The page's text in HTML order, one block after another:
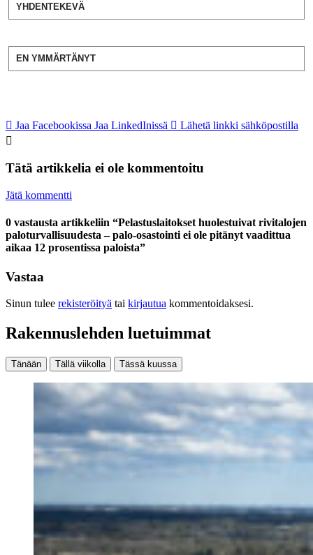
YHDENTEKEVÄ
EN YMMÄRTÄNYT
Jaa Facebookissa Jaa LinkedInissä Lähetä linkki sähköpostilla
Tätä artikkelia ei ole kommentoitu
Jätä kommentti
0 vastausta artikkeliin “Pelastuslaitokset huolestuivat rivitalojen
paloturvallisuudesta – palo-osastointi ei ole pitänyt vaadittua
aikaa 12 prosentissa paloista”
Vastaa
Sinun tulee rekisteröityä tai kirjautua kommentoidaksesi.
Rakennuslehden luetuimmat
Tänään Tällä viikolla Tässä kuussa